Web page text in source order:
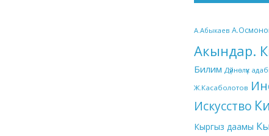
А.Абыкаев
Акындар.
Билим Дүйнөлүк
Ж.Касаболотов
Искусство
Кыргыз даамы